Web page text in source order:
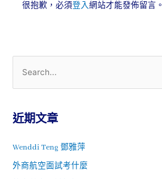
很抱歉，必須登入網站才能發佈留言。
近期文章
Wenddi Teng 鄧雅萍
外商航空面試考什麼